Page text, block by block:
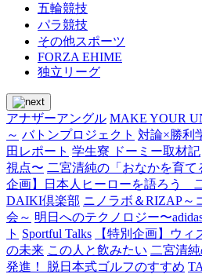
五輪競技
パラ競技
その他スポーツ
FORZA EHIME
独立リーグ
アナザーアングル MAKE YOUR
～ バトンプロジェクト 対論×勝利
田レポート 学生寮 ドーミー取材記
視点〜 二宮清純の「おなかを育て
企画】日本人ヒーローを語ろう
DAIKI倶楽部 ニノラボ＆RIZAP～
会～ 明日へのテクノロジー〜
ト Sportful Talks
【特別企画】ウ
の未来 この人と飲みたい 二宮清
発進！ 脱日本式ゴルフのすすめ